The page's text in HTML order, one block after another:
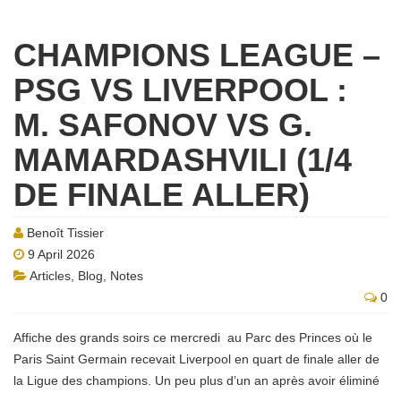
CHAMPIONS LEAGUE –
PSG VS LIVERPOOL :
M. SAFONOV VS G.
MAMARDASHVILI (1/4
DE FINALE ALLER)
Benoît Tissier
9 April 2026
Articles Blog
Notes
0
Affiche des grands soirs ce mercredi au Parc des Princes où le
Paris Saint Germain recevait Liverpool en quart de finale aller de
la Ligue des champions. Un peu plus d’un an après avoir éliminé